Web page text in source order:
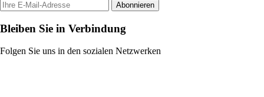
Abonnieren
Bleiben Sie in Verbindung
Folgen Sie uns in den sozialen Netzwerken